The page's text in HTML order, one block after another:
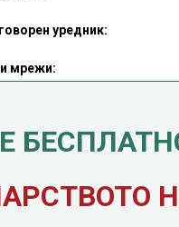
уредник:
мрежи:
текстови е казниво со закон.
(текстови) од оваа